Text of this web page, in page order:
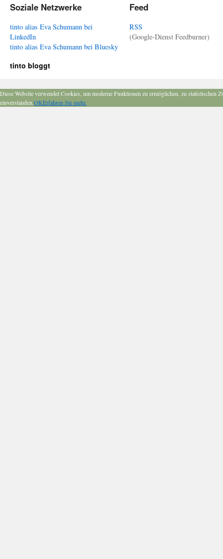
Soziale Netzwerke
tinto alias Eva Schumann bei
LinkedIn
tinto alias Eva Schumann bei Bluesky
Feed
RSS
(Google-Dienst Feedburner)
tinto bloggt
Diese Website verwendet Cookies, um moderne Funktionen zu ermöglichen, zu
einverstanden.OKErfahren Sie mehr.